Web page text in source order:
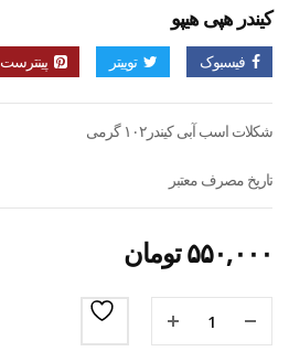
کیندر هپی هیپو
فیسبوک توییتر پینترست
شکلات اسب آبی کیندر۱۰۲ گرمی
تاریخ مصرف معتبر
۵۵۰,۰۰۰تومان